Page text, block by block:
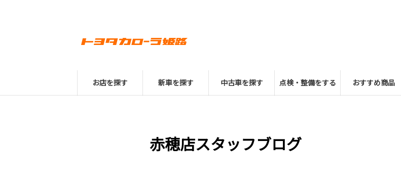
お店を探す 新車を探す 中古車を探す 点検・整備をする おすすめ商品
赤穂店スタッフブログ